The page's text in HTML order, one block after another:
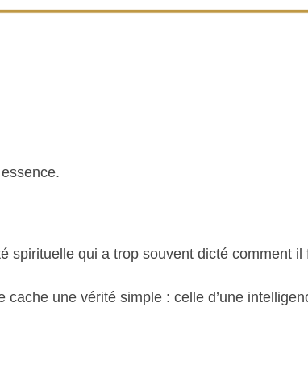
spirituelle qui a trop souvent dicté comment il
une vérité simple : celle d’une